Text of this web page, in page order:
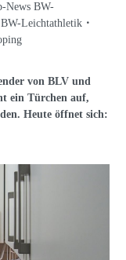
News BW-
Leichtathletik
von BLV und
ein Türchen auf,
Heute öffnet sich: